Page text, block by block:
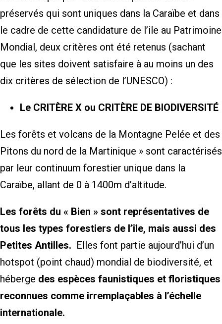
préservés qui sont uniques dans la Caraïbe et dans
le cadre de cette candidature de l’ile au Patrimoine
Mondial, deux critères ont été retenus (sachant
que les sites doivent satisfaire à au moins un des
dix critères de sélection de l’UNESCO) :
Le CRITÈRE X ou CRITÈRE DE BIODIVERSITÉ
Les forêts et volcans de la Montagne Pelée et des
Pitons du nord de la Martinique » sont caractérisés
par leur continuum forestier unique dans la
Caraïbe, allant de 0 à 1400m d’altitude.
Les forêts du « Bien » sont représentatives de
tous les types forestiers de l’île, mais aussi des
Petites Antilles. Elles font partie aujourd’hui d’un
hotspot (point chaud) mondial de biodiversité, et
héberge des espèces faunistiques et floristiques
reconnues comme irremplaçables à l’échelle
internationale.